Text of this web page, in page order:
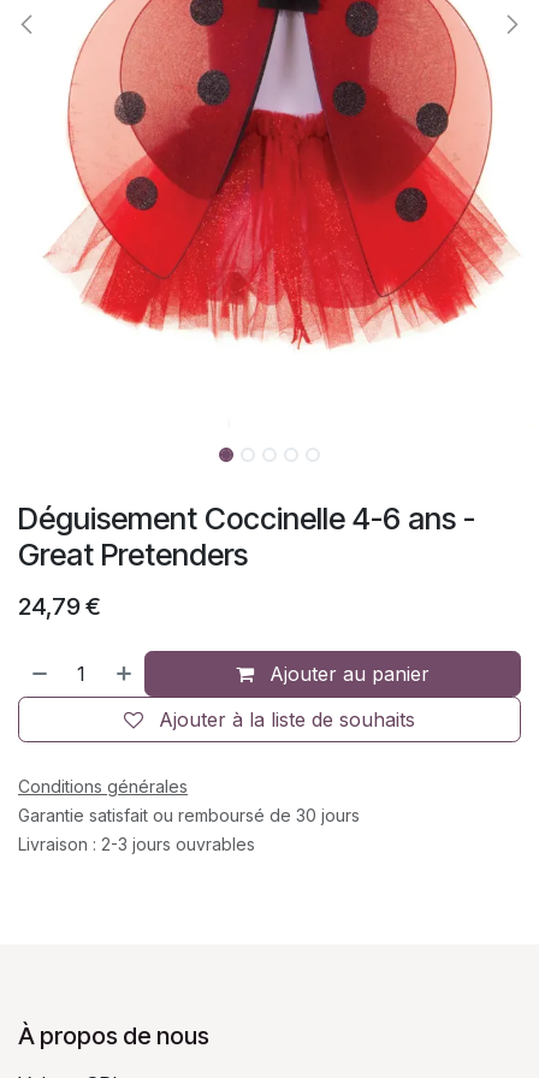
Déguisement Coccinelle 4-6 ans -
Great Pretenders
24,79€
Ajouter au panier
Ajouter à la liste de souhaits
Conditions générales
Garantie satisfait ou remboursé de 30 jours
Livraison : 2-3 jours ouvrables
À propos de nous